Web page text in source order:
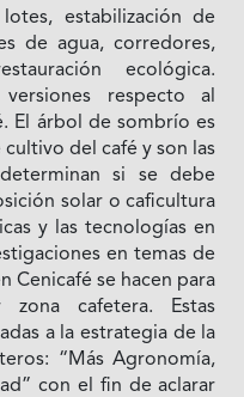
estabilización de
de agua, corredores,
ecológica.
respecto al
El árbol de sombrío es
del café y son las
si se debe
solar o caficultura
y las tecnologías en
en temas de
Cenicafé se hacen para
cafetera. Estas
a la estrategia de la
“Más Agronomía,
con el fin de aclarar